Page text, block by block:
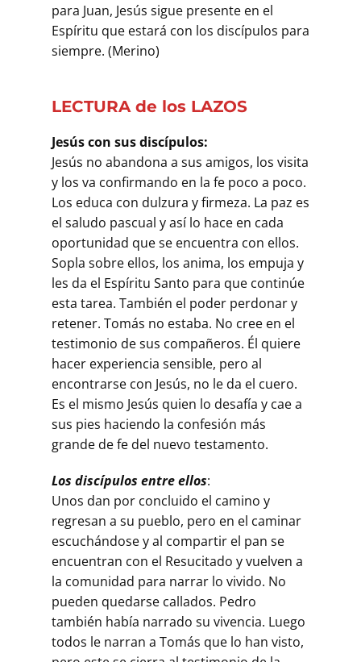
para Juan, Jesús sigue presente en el
Espíritu que estará con los discípulos para
siempre. (Merino)
LECTURA de los LAZOS
Jesús con sus discípulos:
Jesús no abandona a sus amigos, los visita
y los va confirmando en la fe poco a poco.
Los educa con dulzura y firmeza. La paz es
el saludo pascual y así lo hace en cada
oportunidad que se encuentra con ellos.
Sopla sobre ellos, los anima, los empuja y
les da el Espíritu Santo para que continúe
esta tarea. También el poder perdonar y
retener. Tomás no estaba. No cree en el
testimonio de sus compañeros. Él quiere
hacer experiencia sensible, pero al
encontrarse con Jesús, no le da el cuero.
Es el mismo Jesús quien lo desafía y cae a
sus pies haciendo la confesión más
grande de fe del nuevo testamento.
Los discípulos entre ellos:
Unos dan por concluido el camino y
regresan a su pueblo, pero en el caminar
escuchándose y al compartir el pan se
encuentran con el Resucitado y vuelven a
la comunidad para narrar lo vivido. No
pueden quedarse callados. Pedro
también había narrado su vivencia. Luego
todos le narran a Tomás que lo han visto,